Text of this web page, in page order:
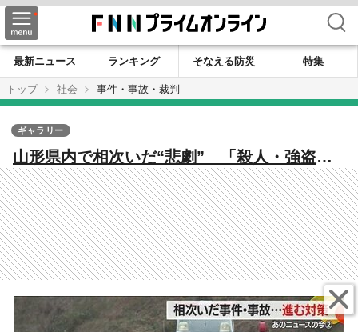
検索
最新ニュース ランキング そなえる防災
特集
トップ
社会 事件・事故・裁判
山形県内で相次いだ“悲劇” 「殺人・強盗・
火災・交通事故」生命財産を脅かす事件・事
故の数々【山形発】
ギャラリー